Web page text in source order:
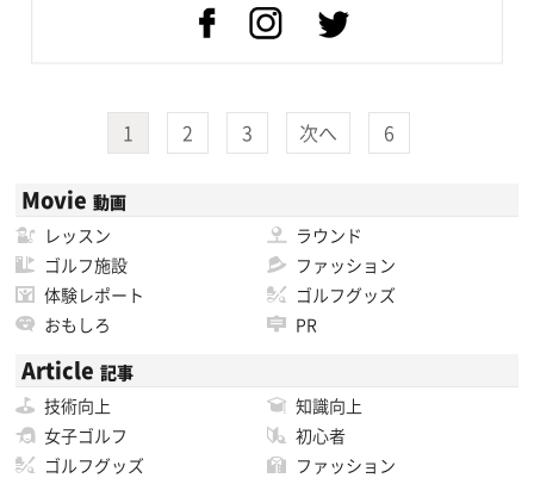
1 2 3 次へ 6
Movie 動画
レッスン
ラウンド
ゴルフ施設
ファッション
体験レポート
ゴルフグッズ
おもしろ
PR
Article 記事
技術向上
知識向上
女子ゴルフ
初心者
ゴルフグッズ
ファッション